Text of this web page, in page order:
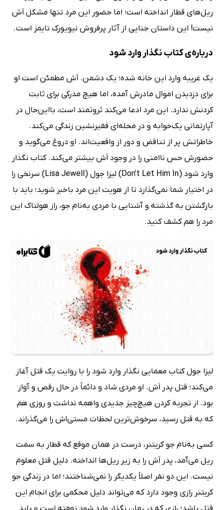
ریل‌های قطار انداخته است؛ اما حضور این مرد تنها مشکل اَش
نیست! این داستان جنایی از آثار پرفروش نیویورک تایمز است.
درباره‌ی کتاب نگذار وارد شود
یک غریبه وارد این خانه شده؛ یک دشمن. اَش مطمئن است او
برای دزدیدن اموال مادرش آمده، اما هیچ مدرکی برای ثابت
کردنش ندارد. این مرد ادعا می‌کند ثروتمند است، بااین‌حال در
آپارتمانی یک‌خوابه و در محله‌ای فقیرنشین زندگی می‌کند.
خاطراتش پر از تناقض و دور از واقعیت‌اند. او دروغ می‌گوید و
حضورش حس ناامنی را در وجود اَش بیشتر می‌کند. کتاب نگذار
وارد شود (Don’t Let Him In) لیزا جول (Lisa Jewell) سرنخی را
در اختیار شما نمی‌گذارد تا از هویت این مرد باخبر شوید؛ باید با
بازگشتن به گذشته و آشنایی با مردی به‌نام جو، راز هولناک این
مرد را هم کشف کنید.
لیزا جول کتاب معمایی نگذار وارد شود را با روایت یک قتل آغاز
می‌کند؛ قتل پدر اَش. او مردی شاد و دائماً در حال رقص و آواز
بود. از تجربه کردن هیچ‌چیز جدیدی واهمه نداشت و روزی هم
که به قتل رسید، سرخوش‌ترین لحظات مستی‌اش را می‌گذراند.
کسی به‌نام جو کریتنر، درست در همان موقع که قطار به سمت
ریل می‌آمد، پدر اَش را به زیر ریل‌ها انداخته. دلیل قتل معلوم
نیست. این دو نفر اصلاً یکدیگر را نمی‌شناختند؛ اما در زندگی جو
کریتنر رازی وجود دارد که می‌تواند دلیل محکمی برای انجام این